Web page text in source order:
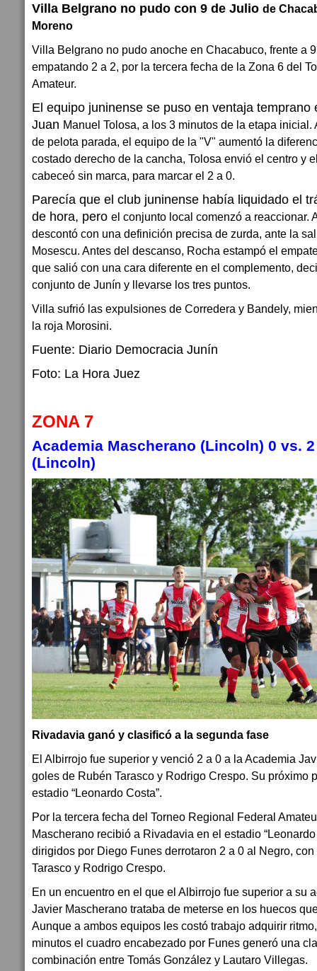
Villa Belgrano no pudo con 9 de Julio de
Moreno
Villa Belgrano no pudo anoche en Chacabuco, frente a
empatando 2 a 2, por la tercera fecha de la Zona 6 del
Amateur.
El equipo juninense se puso en ventaja temprano
Juan Manuel Tolosa, a los 3 minutos de la etapa inicial.
de pelota parada, el equipo de la "V" aumentó la
costado derecho de la cancha, Tolosa envió el centro y
cabeceó sin marca, para marcar el 2 a 0.
Parecía que el club juninense había liquidado el
de hora, pero el conjunto local comenzó a reaccionar.
descontó con una definición precisa de zurda, ante la
Mosescu. Antes del descanso, Rocha estampó el
que salió con una cara diferente en el complemento,
conjunto de Junín y llevarse los tres puntos.
Villa sufrió las expulsiones de Corredera y Bandely,
la roja Morosini.
Fuente: Diario Democracia Junín
Foto: La Hora Juez
ZONA 7
Academia Mascherano (Lincoln) 0 vs. 2
(Lincoln)
Rivadavia ganó y clasificó a la segunda fase
El Albirrojo fue superior y venció 2 a 0 a la Academia
goles de Rubén Tarasco y Rodrigo Crespo. Su próximo
estadio “Leonardo Costa”.
Por la tercera fecha del Torneo Regional Federal
Mascherano recibió a Rivadavia en el estadio
dirigidos por Diego Funes derrotaron 2 a 0 al Negro,
Tarasco y Rodrigo Crespo.
En un encuentro en el que el Albirrojo fue superior a su
Javier Mascherano trataba de meterse en los huecos
Aunque a ambos equipos les costó trabajo adquirir
minutos el cuadro encabezado por Funes generó una
combinación entre Tomás González y Lautaro Villegas.